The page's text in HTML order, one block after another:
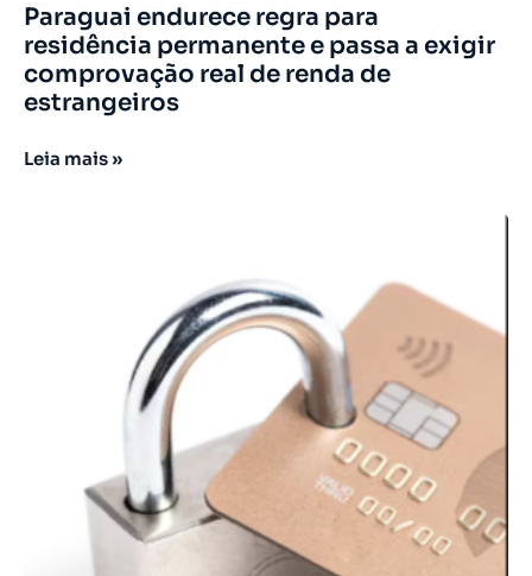
Paraguai endurece regra para
residência permanente e passa a exigir
comprovação real de renda de
estrangeiros
Leia mais »